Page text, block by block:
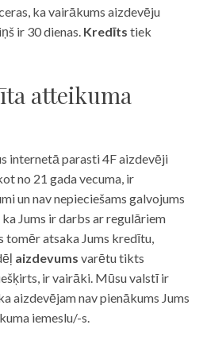
ka vairākums aizdevēju
ir 30 dienas. Kredīts tiek
atteikuma
internetā parasti 4F aizdevēji
no 21 gada vecuma, ir
un nav nepieciešams galvojums
Jums ir darbs ar regulāriem
tomēr atsaka Jums kredītu,
aizdevums varētu tikts
ir vairāki. Mūsu valstī ir
aizdevējam nav pienākums Jums
iemeslu/-s.